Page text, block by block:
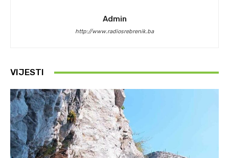
Admin
http://www.radiosrebrenik.ba
VIJESTI